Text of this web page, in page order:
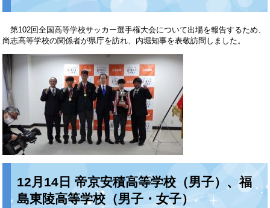
第102回全国高等学校サッカー選手権大会について出場を報告するため、
尚志高等学校の関係者が県庁を訪れ、内堀知事を表敬訪問しました。
12月14日 帝京安積高等学校（男子）、福
島東陵高等学校（男子・女子）